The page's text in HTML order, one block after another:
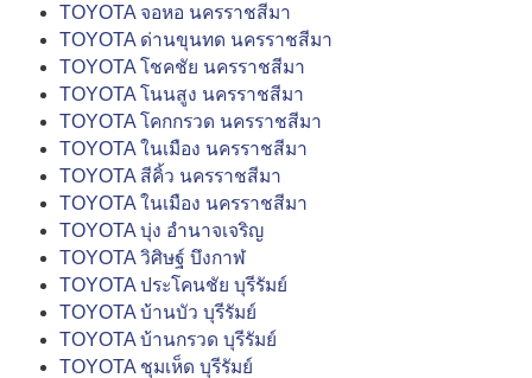
TOYOTA จอหอ นครราชสีมา
TOYOTA ด่านขุนทด นครราชสีมา
TOYOTA โชคชัย นครราชสีมา
TOYOTA โนนสูง นครราชสีมา
TOYOTA โคกกรวด นครราชสีมา
TOYOTA ในเมือง นครราชสีมา
TOYOTA สีคิ้ว นครราชสีมา
TOYOTA ในเมือง นครราชสีมา
TOYOTA บุ่ง อำนาจเจริญ
TOYOTA วิศิษฐ์ บึงกาฬ
TOYOTA ประโคนชัย บุรีรัมย์
TOYOTA บ้านบัว บุรีรัมย์
TOYOTA บ้านกรวด บุรีรัมย์
TOYOTA ชุมเห็ด บุรีรัมย์